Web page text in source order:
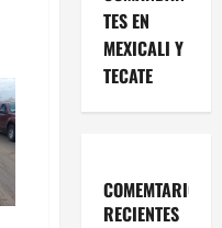
TES EN
MEXICALI Y
TECATE
COMEMTARIOS
RECIENTES